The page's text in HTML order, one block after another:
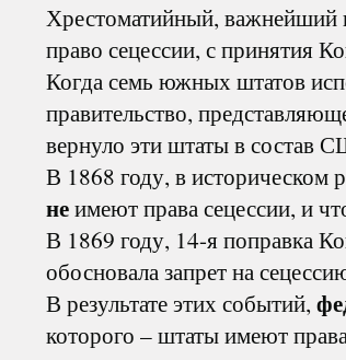
Хрестоматийный,
право сецессии, с принятия
Когда семь южных штатов
правительство,
вернуло эти штаты в состав
В 1868 году, в историческом
неимеют права сецессии, и
В 1869 году, 14-я поправка
обосновала запрет на
В результате этих событий,
которого – штаты имеют